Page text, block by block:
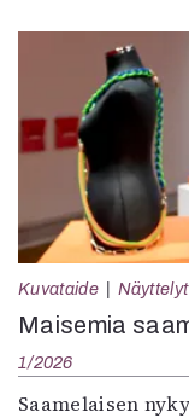
Kuvataide Näyttelyt
Maisemia
1/2026
Saamelaisen